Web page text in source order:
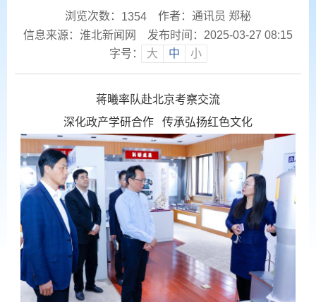
浏览次数： 1354
作者：通讯员 郑秘
信息来源：淮北新闻网
发布时间：2025-03-27 08:15
字号：
大 中 小
蒋曦率队赴北京考察交流
深化政产学研合作 传承弘扬红色文化